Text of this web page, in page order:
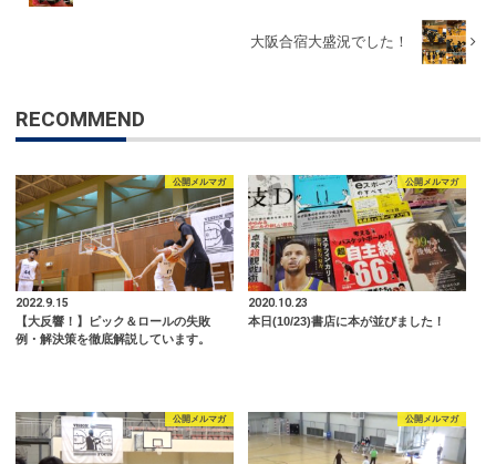
大阪合宿大盛況でした！
RECOMMEND
公開メルマガ
2022.9.15
【大反響！】ピック＆ロールの失敗
例・解決策を徹底解説しています。
公開メルマガ
2020.10.23
本日(10/23)書店に本が並びました！
公開メルマガ 公開メルマガ